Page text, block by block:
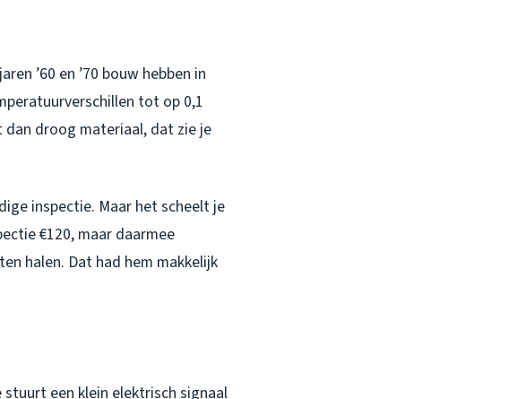
’60 en ’70 bouw hebben in
tot op 0,1
droog materiaal, dat zie je
inspectie. Maar het scheelt je
€120, maar daarmee
halen. Dat had hem makkelijk
een klein elektrisch signaal